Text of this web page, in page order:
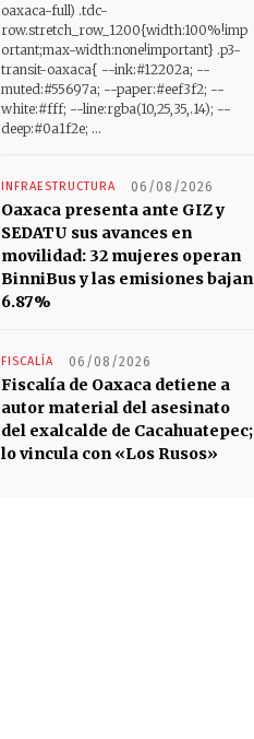
oaxaca-full) .tdc-
row.stretch_row_1200{width:100%!imp
ortant;max-width:none!important} .p3-
transit-oaxaca{ --ink:#12202a; --
muted:#55697a; --paper:#eef3f2; --
white:#fff; --line:rgba(10,25,35,.14); --
deep:#0a1f2e; ...
INFRAESTRUCTURA 06/08/2026
Oaxaca presenta ante GIZ y
SEDATU sus avances en
movilidad: 32 mujeres operan
BinniBus y las emisiones bajan
6.87%
FISCALÍA 06/08/2026
Fiscalía de Oaxaca detiene a
autor material del asesinato
del exalcalde de Cacahuatepec;
lo vincula con «Los Rusos»